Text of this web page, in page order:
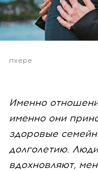
пхере
Именно
именно они
здоровые
долголетию.
вдохновляют,